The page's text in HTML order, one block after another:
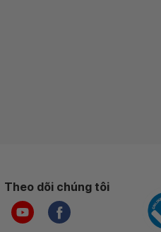
Theo dõi chúng tôi